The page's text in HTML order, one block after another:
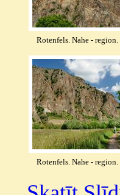
Rotenfels. Nahe - region.
Rotenfels. Nahe - region.